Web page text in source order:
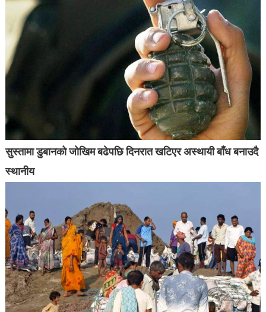
सुस्तामा डुबानको जोखिम बढेपछि दिनरात खटिएर अस्थायी बाँध बनाउदै
स्थानीय